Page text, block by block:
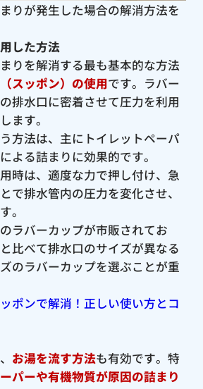
りが発生した場合の解消方法を
した方法
りを解消する最も基本的な方法
スッポン）の使用です。ラバー
排水口に密着させて圧力を利用
ます。
方法は、主にトイレットペーパ
よる詰まりに効果的です。
時は、適度な力で押し付け、急
で排水管内の圧力を変化させ、
。
ラバーカップが市販されてお
比べて排水口のサイズが異なる
のラバーカップを選ぶことが重
ポンで解消！正しい使い方とコ
お湯を流す方法も有効です。特
パーや有機物質が原因の詰まり